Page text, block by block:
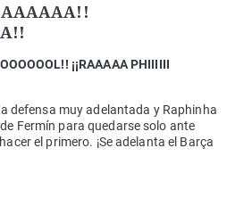
¡¡RAAAAA PHIIIIII
defensa muy adelantada y Raphinha
Fermín para quedarse solo ante
el primero. ¡Se adelanta el Barça